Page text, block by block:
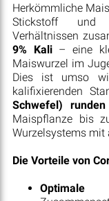
Herkömmliche
Stickstoff und
Verhältnissen
9% Kali – eine
Maiswurzel im
Dies ist umso
kalifixierenden
Schwefel)
Maispflanze bis
Wurzelsystems mit
Die Vorteile von
Optimale